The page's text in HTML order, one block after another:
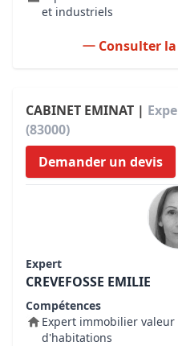
et industriels
Consulter
CABINET EMINAT |
(83000)
Demander un devis
Expert
CREVEFOSSE EMILIE
Compétences
Expert immobilier valeur
d'habitations